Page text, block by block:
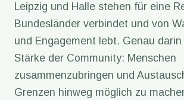
Leipzig und Halle stehen für eine
Bundesländer verbindet und von
und Engagement lebt. Genau
Stärke der Community: Menschen
zusammenzubringen und
Grenzen hinweg möglich zu